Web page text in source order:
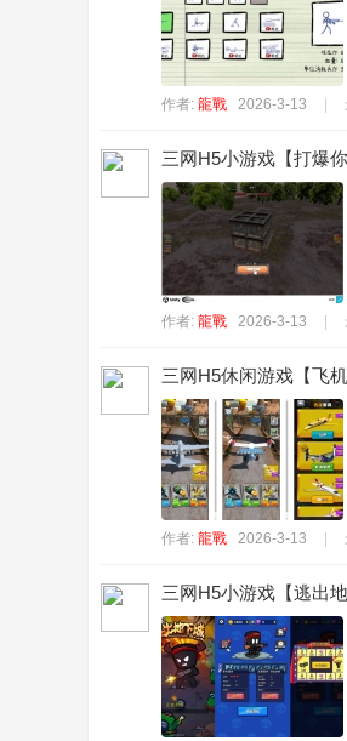
作者: 龍戰 2026-3-13
三网H5小游戏【打爆
作者: 龍戰 2026-3-13
三网H5休闲游戏【飞
作者: 龍戰 2026-3-13
三网H5小游戏【逃出